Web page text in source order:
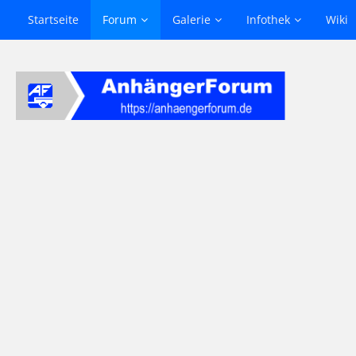
Startseite Forum Galerie Infothek Wiki